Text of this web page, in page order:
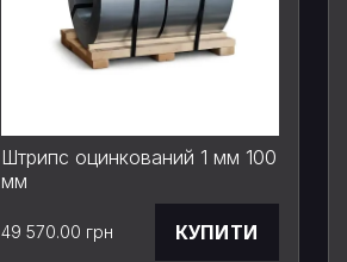
Штрипс оцинкований 1 мм 100
мм
49 570.00 грн КУПИТИ